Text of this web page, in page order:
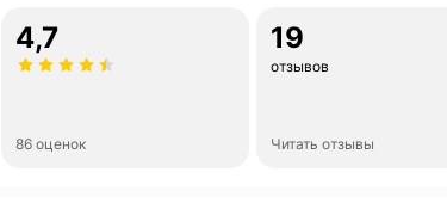
4,7
86 оценок
19
отзывов
Читать отзывы